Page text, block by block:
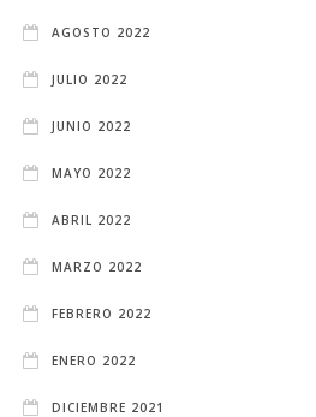
AGOSTO 2022
JULIO 2022
JUNIO 2022
MAYO 2022
ABRIL 2022
MARZO 2022
FEBRERO 2022
ENERO 2022
DICIEMBRE 2021